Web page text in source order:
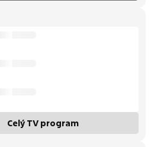
Celý TV program